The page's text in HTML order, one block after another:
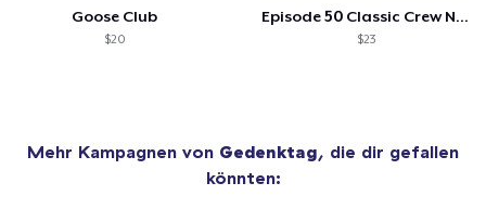
Goose Club
$20
Episode 50 Classic Crew Neck T-Shirt
$23
Mehr Kampagnen von Gedenktag, die dir gefallen
könnten: